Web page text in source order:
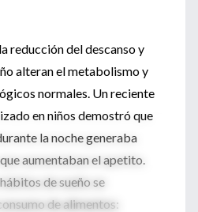
reducción del descanso y
alteran el metabolismo y
normales. Un reciente
en niños demostró que
la noche generaba
aumentaban el apetito.
de sueño se
de alimentos: